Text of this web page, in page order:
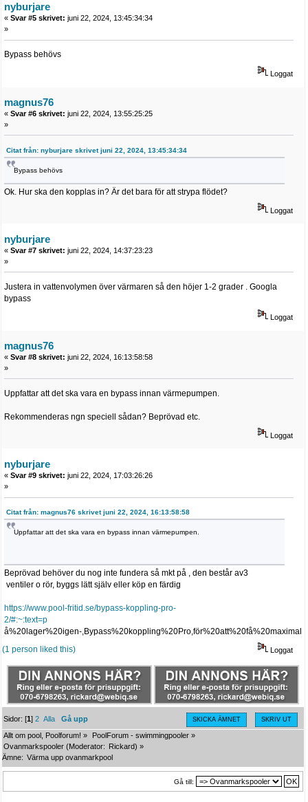
nyburjare
« Svar #5 skrivet: juni 22, 2024, 13:45:34:34
»
Bypass behövs
Loggat
magnus76
« Svar #6 skrivet: juni 22, 2024, 13:55:25:25
»
Citat från: nyburjare skrivet juni 22, 2024, 13:45:34:34
Bypass behövs
Ok. Hur ska den kopplas in? Är det bara för att strypa flödet?
Loggat
nyburjare
« Svar #7 skrivet: juni 22, 2024, 14:37:23:23
»
Justera in vattenvolymen över värmaren så den höjer 1-2 grader . Googla
bypass
Loggat
magnus76
« Svar #8 skrivet: juni 22, 2024, 16:13:58:58
»
Uppfattar att det ska vara en bypass innan värmepumpen.
Rekommenderas ngn speciell sådan? Beprövad etc.
Loggat
nyburjare
« Svar #9 skrivet: juni 22, 2024, 17:03:26:26
»
Citat från: magnus76 skrivet juni 22, 2024, 16:13:58:58
Uppfattar att det ska vara en bypass innan värmepumpen.
Beprövad behöver du nog inte fundera så mkt på , den består av3
ventiler o rör, byggs lätt själv eller köp en färdig
https://www.pool-fritid.se/bypass-koppling-pro-
2/#:~:text=p
å%20lager%20igen-
Loggat
(1 person liked this)
SKICKA ÄMNET SKRIV UT
Sidor: [1]2 Alla
Gå upp
Allt om pool, Poolforum! » PoolForum - swimmingpooler »
Ovanmarkspooler (Moderator: Rickard) »
Ämne: Värma upp ovanmarkpool
Gå till: